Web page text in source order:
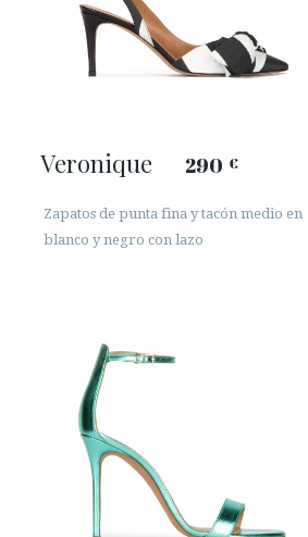
Veronique 290 €
Zapatos de punta fina y tacón medio en
blanco y negro con lazo